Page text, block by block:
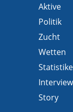
Aktive
Politik
Zucht
Wetten
Interview
Story